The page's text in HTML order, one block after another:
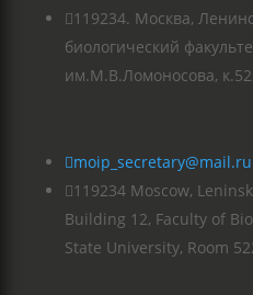
119234. Москва,
биологический
им.М.В.Ломоносова,
moip_secretary@mail.ru
119234 Moscow,
Building 12, Faculty of
State University, Room